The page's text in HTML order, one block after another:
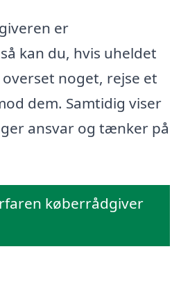
er
kan du, hvis uheldet
noget, rejse et
dem. Samtidig viser
ansvar og tænker på
køberrådgiver